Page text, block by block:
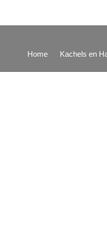
Home
Kachels en